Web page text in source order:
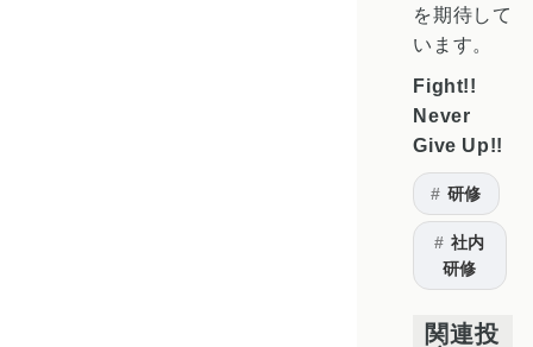
を期待して
います。
Fight!!
Never
Give Up!!
研修
社内
研修
関連投